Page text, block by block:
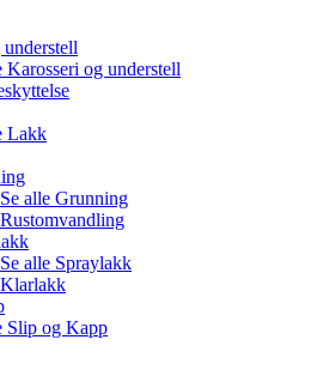
Karosseri og understell
Lakk
Se alle Grunning
Rustomvandling
Se alle Spraylakk
Klarlakk
Slip og Kapp